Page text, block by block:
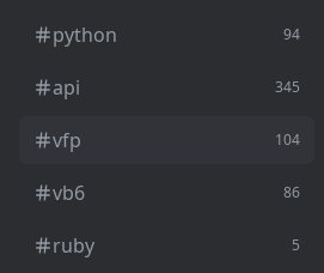
python 94
api 345
vfp 104
vb6 86
ruby 5